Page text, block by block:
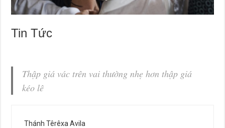
Tin Tức
Thập giá vác trên vai thường nhẹ hơn thập giá
kéo lê
Thánh Têrêxa Avila